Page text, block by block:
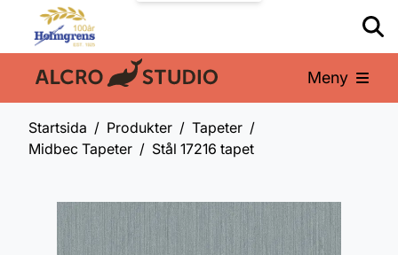
En del av: Meny
Startsida Produkter
Tapeter
Midbec Tapeter
Stål 17216 tapet